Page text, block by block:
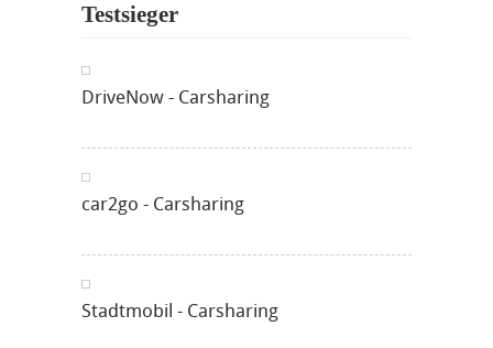
Testsieger
DriveNow - Carsharing
car2go - Carsharing
Stadtmobil - Carsharing